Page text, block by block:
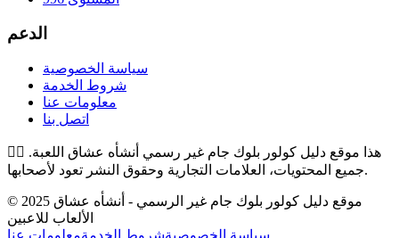
الدعم
سياسة الخصوصية
شروط الخدمة
معلومات عنا
اتصل بنا
👉🏻 هذا موقع دليل كولور بلوك جام غير رسمي أنشأه عشاق اللعبة.
جميع المحتويات، العلامات التجارية وحقوق النشر تعود لأصحابها.
© 2025 موقع دليل كولور بلوك جام غير الرسمي - أنشأه عشاق
الألعاب للاعبين